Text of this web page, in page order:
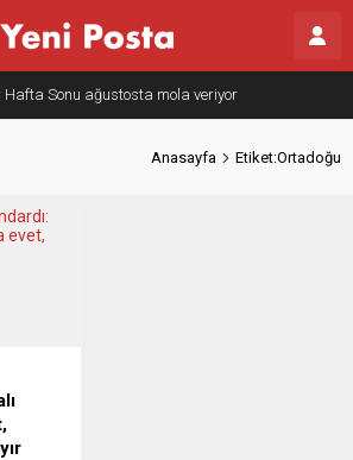
Hafta Sonu ağustosta mola veriyor
Anasayfa Etiket:Ortadoğu